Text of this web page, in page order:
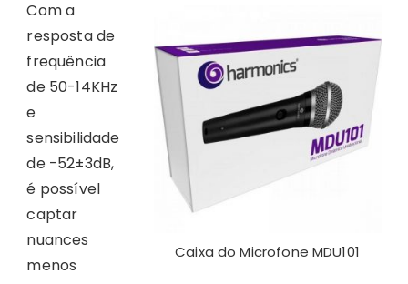
Caixa do Microfone MDU101
Com a
resposta de
frequência
de 50-14KHz
e
sensibilidade
de -52±3dB,
é possível
captar
nuances
menos